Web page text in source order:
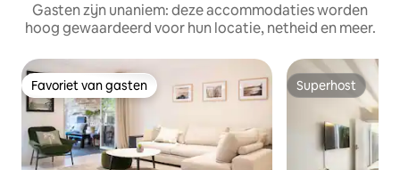
Gasten zijn unaniem: deze accommodaties worden
hoog gewaardeerd voor hun locatie, netheid en meer.
Favoriet van gasten
Favoriet van gasten Superhost
Superhost